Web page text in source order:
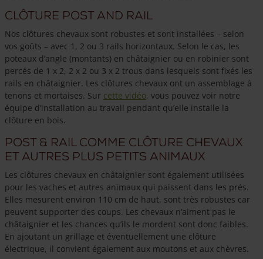
Clôture post and rail
Nos clôtures chevaux sont robustes et sont installées – selon
vos goûts – avec 1, 2 ou 3 rails horizontaux. Selon le cas, les
poteaux d’angle (montants) en châtaignier ou en robinier sont
percés de 1 x 2, 2 x 2 ou 3 x 2 trous dans lesquels sont fixés les
rails en châtaignier. Les clôtures chevaux ont un assemblage à
tenons et mortaises. Sur cette vidéo, vous pouvez voir notre
équipe d’installation au travail pendant qu’elle installe la
clôture en bois.
Post & Rail comme clôture chevaux
et autres plus petits animaux
Les clôtures chevaux en châtaignier sont également utilisées
pour les vaches et autres animaux qui paissent dans les prés.
Elles mesurent environ 110 cm de haut, sont très robustes car
peuvent supporter des coups. Les chevaux n’aiment pas le
châtaignier et les chances qu’ils le mordent sont donc faibles.
En ajoutant un grillage et éventuellement une clôture
électrique, il convient également aux moutons et aux chèvres.